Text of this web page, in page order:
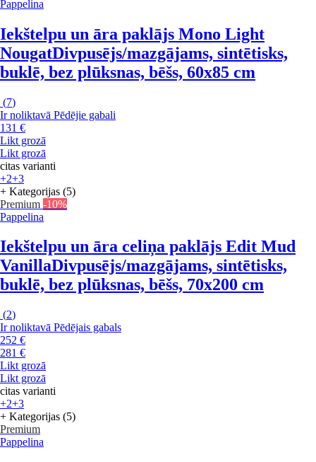
Pappelina
Iekštelpu un āra paklājs Mono Light
NougatDivpusējs/mazgājams, sintētisks,
buklē, bez plūksnas, bēšs, 60x85 cm
(7)
Ir noliktavā Pēdējie gabali
131 €
Likt grozā
Likt grozā
citas varianti
+2+3
+ Kategorijas (5)
Premium -10%
Pappelina
Iekštelpu un āra celiņa paklājs Edit Mud
VanillaDivpusējs/mazgājams, sintētisks,
buklē, bez plūksnas, bēšs, 70x200 cm
(2)
Ir noliktavā Pēdējais gabals
252 €
281 €
Likt grozā
Likt grozā
citas varianti
+2+3
+ Kategorijas (5)
Premium
Pappelina